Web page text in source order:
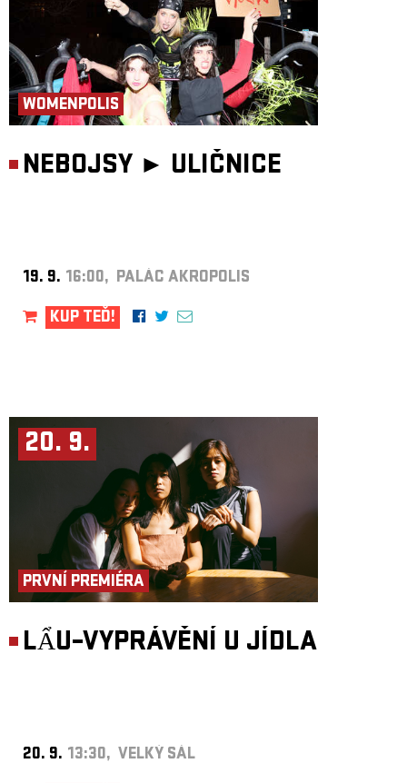
WOMENPOLIS
NEBOJSY ► ULIČNICE
19. 9. 16:00, PALÁC AKROPOLIS
KUP TEĎ!
20. 9.
PRVNÍ PREMIÉRA
LẨU–VYPRÁVĚNÍ U JÍDLA
20. 9. 13:30, VELKÝ SÁL